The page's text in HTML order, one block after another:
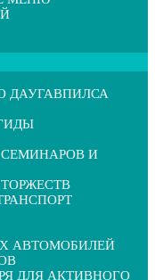
ДАУГАВПИЛСА
И
АВТОМОБИЛЕЙ
ДЛЯ АКТИВНОГО